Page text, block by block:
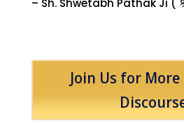
– Sh. Shwetabh Pathak Ji (
Join Us for